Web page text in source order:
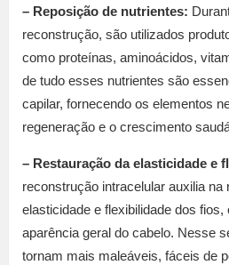
– Reposição de nutrientes:
reconstrução, são utilizados
como proteínas, aminoácidos,
de tudo esses nutrientes são
capilar, fornecendo os elementos
regeneração e o crescimento
– Restauração da elasticidade e
reconstrução intracelular auxilia na
elasticidade e flexibilidade dos fios,
aparência geral do cabelo. Nesse
tornam mais maleáveis, fáceis de